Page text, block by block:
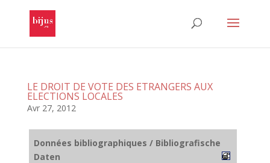
LE DROIT DE VOTE DES ETRANGERS AUX
ELECTIONS LOCALES
Avr 27, 2012
Données bibliographiques / Bibliografische
Daten